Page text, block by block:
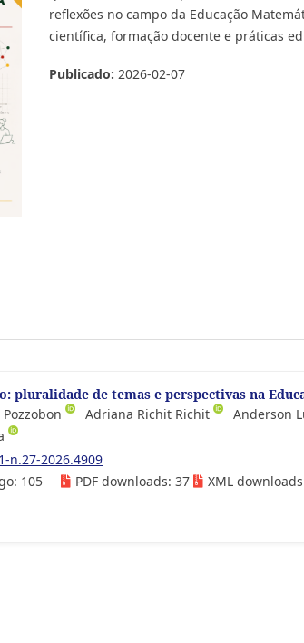
reflexões no campo da Educação
científica, formação docente e práticas
Publicado: 2026-02-07
pluralidade de temas e perspectivas na
Adriana Richit Richit Anderson
n.27-2026.4909
105
PDF downloads: 37 XML